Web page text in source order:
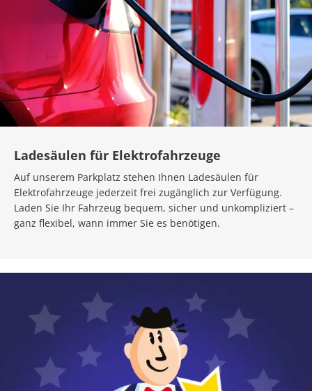
Ladesäulen für Elektrofahrzeuge
Auf unserem Parkplatz stehen Ihnen Ladesäulen für
Elektrofahrzeuge jederzeit frei zugänglich zur Verfügung.
Laden Sie Ihr Fahrzeug bequem, sicher und unkompliziert –
ganz flexibel, wann immer Sie es benötigen.